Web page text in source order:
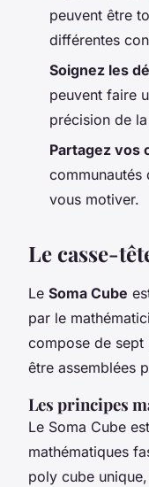
peuvent être
différentes
Soignez les
peuvent faire
précision de
Partagez vos
communautés
vous motiver.
Le casse-
Le Soma Cube
par le
compose de
être assemblées
Les principes
Le Soma Cube
mathématiques
poly cube